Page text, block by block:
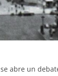
se abre un